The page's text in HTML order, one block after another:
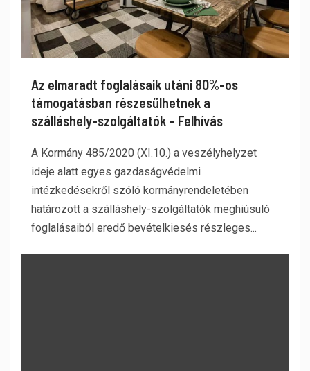
Az elmaradt foglalásaik utáni 80%-os
támogatásban részesülhetnek a
szálláshely-szolgáltatók – Felhívás
A Kormány 485/2020 (XI.10.) a veszélyhelyzet
ideje alatt egyes gazdaságvédelmi
intézkedésekről szóló kormányrendeletében
határozott a szálláshely-szolgáltatók meghiúsuló
foglalásaiból eredő bevételkiesés részleges...